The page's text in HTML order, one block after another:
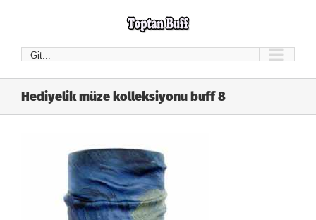
Git...
Hediyelik müze kolleksiyonu buff 8